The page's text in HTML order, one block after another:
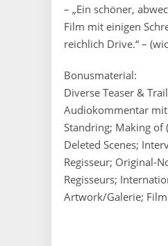
– „Ein schöner,
Film mit einigen
reichlich Drive.“ –
Bonusmaterial:
Diverse Teaser &
Audiokommentar mit
Standring; Making of
Deleted Scenes;
Regisseur; Original-
Regisseurs;
Artwork/Galerie;